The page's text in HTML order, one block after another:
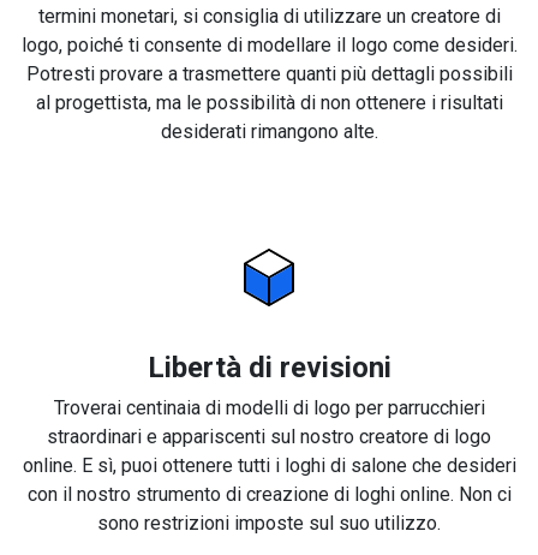
termini monetari, si consiglia di utilizzare un creatore di
logo, poiché ti consente di modellare il logo come desideri.
Potresti provare a trasmettere quanti più dettagli possibili
al progettista, ma le possibilità di non ottenere i risultati
desiderati rimangono alte.
Libertà di revisioni
Troverai centinaia di modelli di logo per parrucchieri
straordinari e appariscenti sul nostro creatore di logo
online. E sì, puoi ottenere tutti i loghi di salone che desideri
con il nostro strumento di creazione di loghi online. Non ci
sono restrizioni imposte sul suo utilizzo.